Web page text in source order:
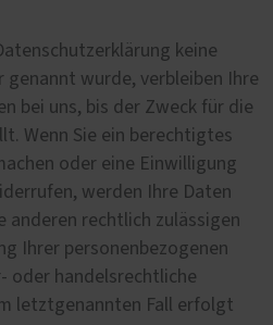
keine
genannt wurde, verbleiben Ihre
bei uns, bis der Zweck für die
Wenn Sie ein berechtigtes
oder eine Einwilligung
werden Ihre Daten
anderen rechtlich zulässigen
Ihrer personenbezogenen
oder handelsrechtliche
letztgenannten Fall erfolgt